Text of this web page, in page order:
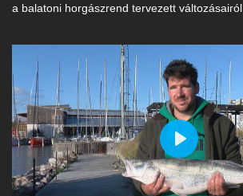
a balatoni horgászrend tervezett változásairól.
Play